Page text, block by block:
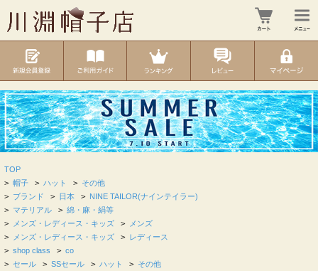
TOP
> 帽子 > ハット > その他
> ブランド > 日本 > NINE TAILOR(ナインテイラー)
> マテリアル > 綿・麻・絹等
> メンズ・レディース・キッズ > メンズ
> メンズ・レディース・キッズ > レディース
> shop class > co
> セール > SSセール > ハット > その他